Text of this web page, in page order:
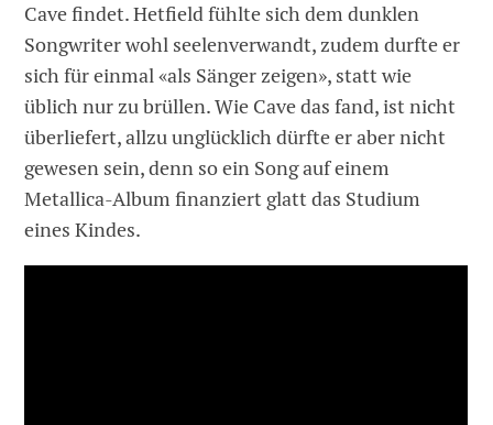
Cave findet. Hetfield fühlte sich dem dunklen
Songwriter wohl seelenverwandt, zudem durfte er
sich für einmal «als Sänger zeigen», statt wie
üblich nur zu brüllen. Wie Cave das fand, ist nicht
überliefert, allzu unglücklich dürfte er aber nicht
gewesen sein, denn so ein Song auf einem
Metallica-Album finanziert glatt das Studium
eines Kindes.